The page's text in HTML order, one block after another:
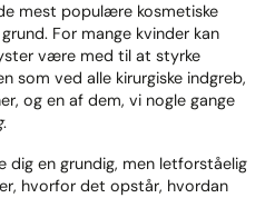
mest populære kosmetiske
For mange kvinder kan
være med til at styrke
som ved alle kirurgiske indgreb,
og en af dem, vi nogle gange
.
en grundig, men letforståelig
hvorfor det opstår, hvordan